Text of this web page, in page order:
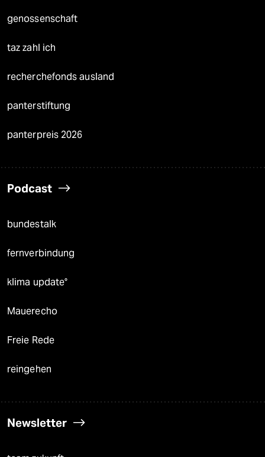
genossenschaft
taz zahl ich
recherchefonds ausland
panterstiftung
panterpreis 2026
Podcast
bundestalk
fernverbindung
klima update°
Mauerecho
Freie Rede
reingehen
Newsletter